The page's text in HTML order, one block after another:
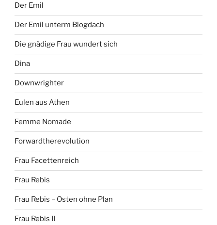
Der Emil
Der Emil unterm Blogdach
Die gnädige Frau wundert sich
Dina
Downwrighter
Eulen aus Athen
Femme Nomade
Forwardtherevolution
Frau Facettenreich
Frau Rebis
Frau Rebis – Osten ohne Plan
Frau Rebis II